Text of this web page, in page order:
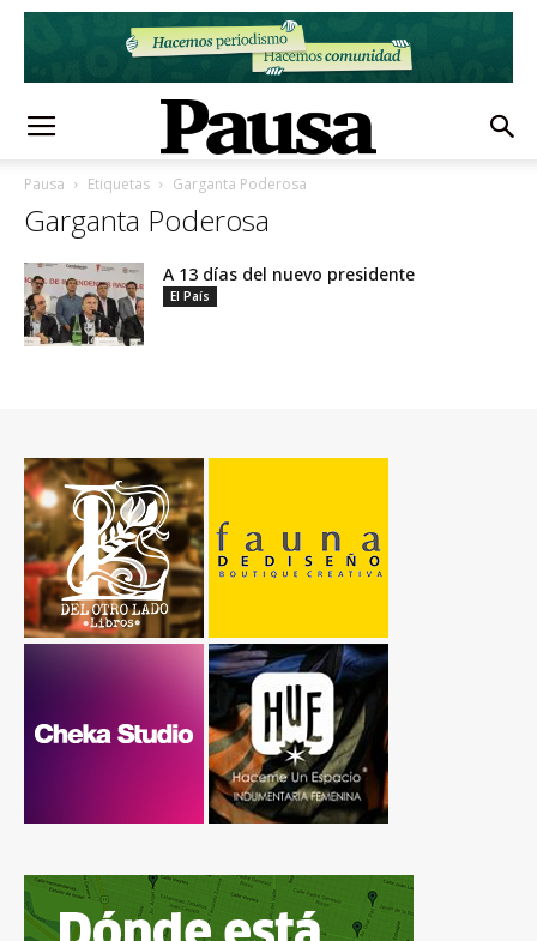
Pausa Etiquetas Garganta Poderosa
Garganta Poderosa
A 13 días del nuevo presidente
El País